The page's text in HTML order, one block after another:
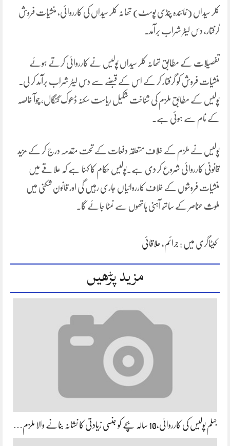
کلر سیداں (نمائندہ پنڈی پوسٹ) تھانہ کلر سیداں کی کارروائی، منشیات فروش
گرفتار، دس لیٹر شراب برآمد۔
تفصیلات کے مطابق تھانہ کلر سیداں پولیس نے کارروائی کرتے ہوئے
منشیات فروش کو گرفتار کر کے اس کے قبضے سے دس لیٹر شراب برآمد کر لی۔
پولیس کے مطابق ملزم کی شناخت شکیل ریاست سکنہ ڈھوک گنگال، چوآ خالصہ
کے نام سے ہوئی ہے۔
پولیس نے ملزم کے خلاف متعلقہ دفعات کے تحت مقدمہ درج کر کے مزید
قانونی کارروائی شروع کر دی ہے۔پولیس حکام کا کہنا ہے کہ علاقے میں
منشیات فروشوں کے خلاف کارروائیاں جاری رہیں گی اور قانون شکنی میں
ملوث عناصر کے ساتھ آہنی ہاتھوں سے نمٹا جائے گا۔
کیٹاگری میں : جرائم ، علاقائی
مزید پڑھیں
جہلم پولیس کی کارروائی،10 سالہ بچے کو جنسی زیادتی کا نشانہ بنانے والا ملزم…